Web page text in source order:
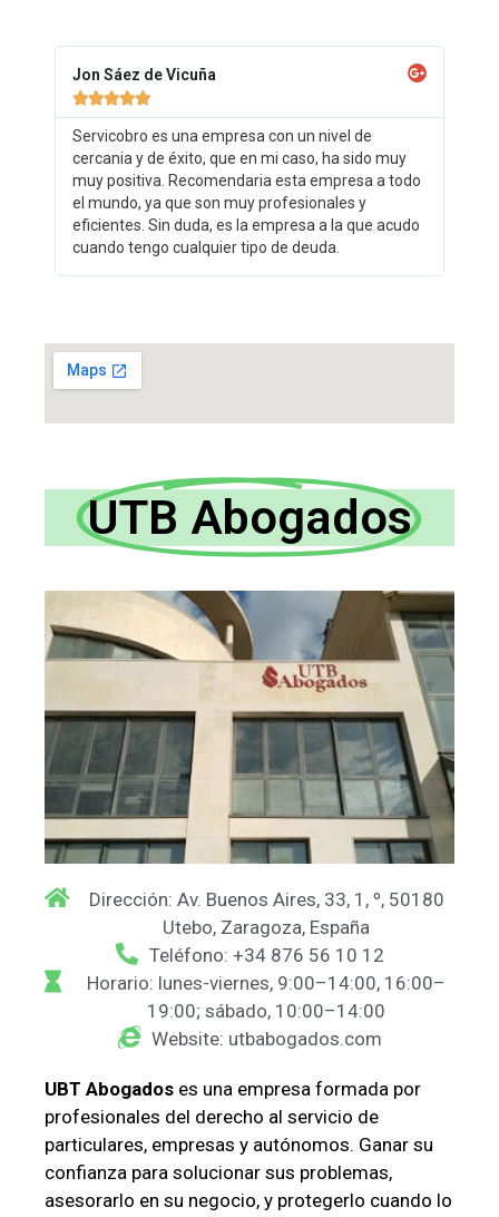
Jon Sáez de Vicuña

Servicobro es una empresa con un nivel de
cercania y de éxito, que en mi caso, ha sido muy
muy positiva. Recomendaria esta empresa a todo
el mundo, ya que son muy profesionales y
eficientes. Sin duda, es la empresa a la que acudo
cuando tengo cualquier tipo de deuda.
UTB Abogados
Dirección: Av. Buenos Aires, 33, 1, º, 50180
Utebo, Zaragoza, España
Teléfono: +34 876 56 10 12
Horario: lunes-viernes, 9:00–14:00, 16:00–
19:00; sábado, 10:00–14:00
Website: utbabogados.com
UBT Abogados es una empresa formada por
profesionales del derecho al servicio de
particulares, empresas y autónomos. Ganar su
confianza para solucionar sus problemas,
asesorarlo en su negocio, y protegerlo cuando lo